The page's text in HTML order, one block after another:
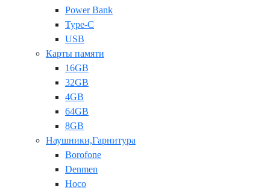
Power Bank
Type-C
USB
Карты памяти
16GB
32GB
4GB
64GB
8GB
Наушники,Гарнитура
Borofone
Denmen
Hoco